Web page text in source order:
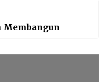
Membangun